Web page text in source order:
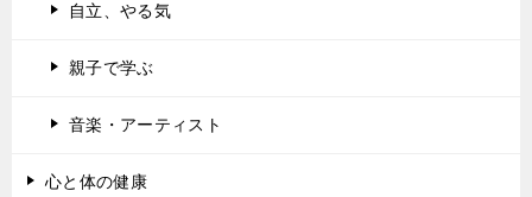
自立、やる気
親子で学ぶ
音楽・アーティスト
心と体の健康